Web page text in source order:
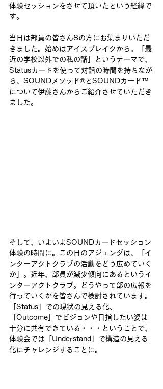
体験セッションをさせて頂いたという経緯で
す。
当日は部員の皆さん8の方にお集まりいただ
きました。始めはアイスブレイクから。「最
近の学校以外での私の話」というテーマで、
Statusカードを使って対話の時間を持ちなが
ら、SOUNDメソッド®とSOUNDカード™
について伊藤さんからご紹介させていただき
ました。
そして、いよいよSOUNDカードセッション
体験の時間に。この日のアジェンダは、「イ
ンターアクトクラブの活動をどう広めていく
か」。近年、部員が減少傾向にあるというイ
ンターアクトクラブ。どうやって部の広報を
行っていくかを皆さんで検討されています。
「Status」での現状の見える化、
「Outcome」でビジョンや目指したい姿は
十分に共有できている・・・ということで、
体験会では「Understand」で構造の見える
化にチャレンジすることに。